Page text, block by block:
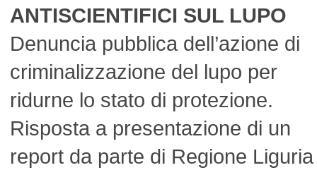
ANTISCIENTIFICI SUL LUPO
Denuncia pubblica dell’azione di
criminalizzazione del lupo per
ridurne lo stato di protezione.
Risposta a presentazione di un
report da parte di Regione Liguria